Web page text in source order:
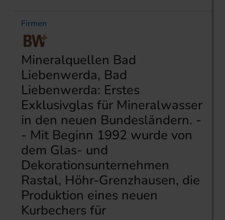
Firmen
Mineralquellen Bad
Liebenwerda, Bad
Liebenwerda: Erstes
Exklusivglas für Mineralwasser
in den neuen Bundesländern. -
- Mit Beginn 1992 wurde von
dem Glas- und
Dekorationsunternehmen
Rastal, Höhr-Grenzhausen, die
Produktion eines neuen
Kurbechers für